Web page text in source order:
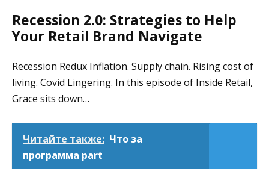
Recession 2.0: Strategies to Help
Your Retail Brand Navigate
Recession Redux Inflation. Supply chain. Rising cost of
living. Covid Lingering. In this episode of Inside Retail,
Grace sits down…
Читайте также: Что за
программа part